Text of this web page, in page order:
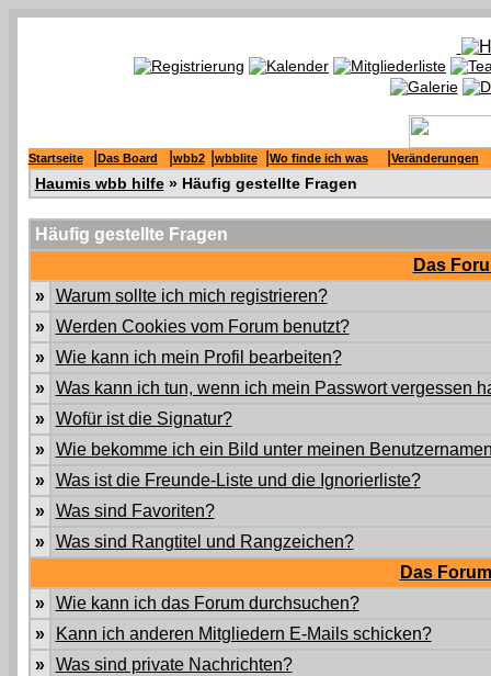
Startseite Das Board wbb2 wbblite Wo finde ich was Veränderungen
Haumis wbb hilfe» Häufig gestellte Fragen
Häufig gestellte Fragen
Das
»
Warum sollte ich mich registrieren?
»
Werden Cookies vom Forum benutzt?
»
Wie kann ich mein Profil bearbeiten?
»
Was kann ich tun, wenn ich mein Passwort vergessen
»
Wofür ist die Signatur?
»
Wie bekomme ich ein Bild unter meinen
»
Was ist die Freunde-Liste und die Ignorierliste?
»
Was sind Favoriten?
»
Was sind Rangtitel und Rangzeichen?
Das
»
Wie kann ich das Forum durchsuchen?
»
Kann ich anderen Mitgliedern E-Mails schicken?
»
Was sind private Nachrichten?